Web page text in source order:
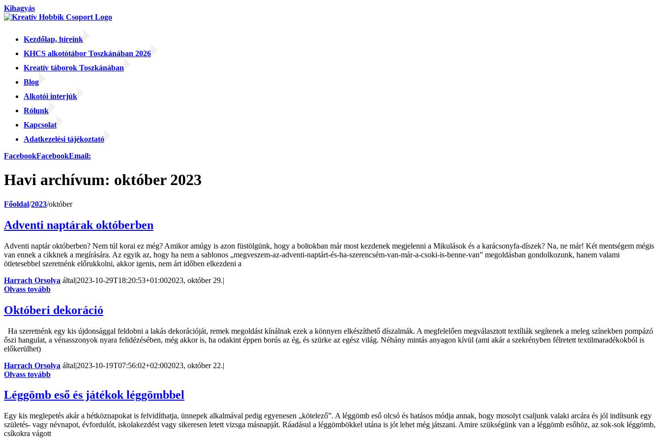
Kihagyás
Kezdőlap, híreink
KHCS alkotótábor Toszkánában 2026
Kreatív táborok Toszkánában
Blog
Alkotói interjúk
Rólunk
Kapcsolat
Adatkezelési tájékoztató
FacebookFacebookEmail:
Havi archívum: október 2023
Főoldal/2023/október
Adventi naptárak októberben
Adventi naptár októberben? Nem túl korai ez még? Amikor amúgy is azon füstölgünk, hogy a boltokban már most kezdenek megjelenni a Mikulások és a karácsonyfa-díszek? Na, ne már! Két mentségem mégis
van ennek a cikknek a megírására. Az egyik az, hogy ha nem a sablonos „megveszem-az-adventi-naptárt-és-ha-szerencsém-van-már-a-csoki-is-benne-van” megoldásban gondolkozunk, hanem valami
ötletesebbel szeretnénk előrukkolni, akkor igenis, nem árt időben elkezdeni a
Harrach Orsolya által|2023-10-29T18:20:53+01:002023, október 29.|
Olvass tovább
Októberi dekoráció
Ha szeretnénk egy kis újdonsággal feldobni a lakás dekorációját, remek megoldást kínálnak ezek a könnyen elkészíthető díszalmák. A megfelelően megválasztott textíliák segítenek a meleg színekben pompázó
őszi hangulat, a vénasszonyok nyara felidézésében, még akkor is, ha odakint éppen borús az ég, és szürke az egész világ. Néhány mintás anyagon kívül (ami akár a szekrényben félretett textilmaradékokból is
előkerülhet)
Harrach Orsolya által|2023-10-19T07:56:02+02:002023, október 22.|
Olvass tovább
Léggömb eső és játékok léggömbbel
Egy kis meglepetés akár a hétköznapokat is felvidíthatja, ünnepek alkalmával pedig egyenesen „kötelező”. A léggömb eső olcsó és hatásos módja annak, hogy mosolyt csaljunk valaki arcára és jól indítsunk egy
születés- vagy névnapot, évfordulót, iskolakezdést vagy sikeresen letett vizsga másnapját. Ráadásul a léggömbökkel utána is jót lehet még játszani. Amire szükségünk van a léggömb esőhöz, az sok-sok léggömb,
csíkokra vágott